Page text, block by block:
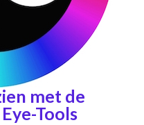
met de
Tools